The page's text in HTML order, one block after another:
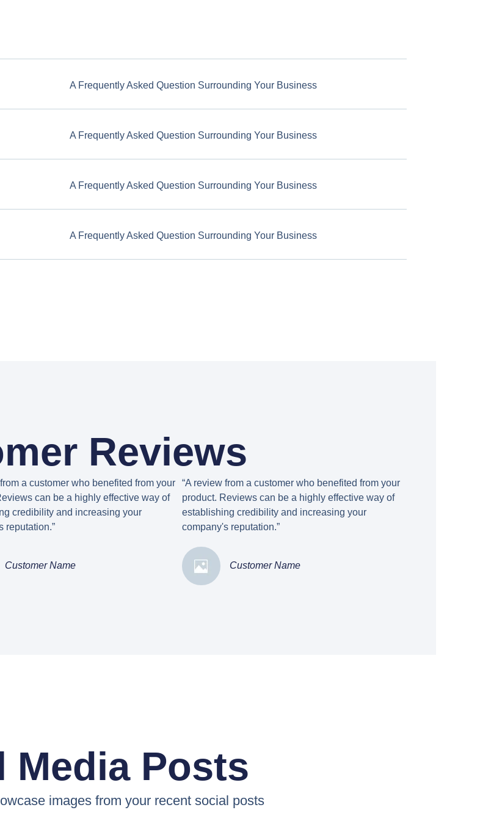
A Frequently Asked Question Surrounding Your Business
A Frequently Asked Question Surrounding Your Business
A Frequently Asked Question Surrounding Your Business
A Frequently Asked Question Surrounding Your Business
Reviews
a customer who benefited from your
can be a highly effective way of
credibility and increasing your
reputation.”
Customer Name
“A review from a customer who benefited from your
product. Reviews can be a highly effective way of
establishing credibility and increasing your
company's reputation.”
Customer Name
Media Posts
images from your recent social posts